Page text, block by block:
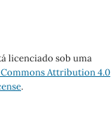
licenciado sob uma
Attribution 4.0
.